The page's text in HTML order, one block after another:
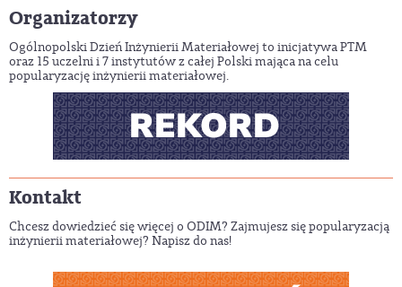
Organizatorzy
Ogólnopolski Dzień Inżynierii Materiałowej to inicjatywa PTM
oraz 15 uczelni i 7 instytutów z całej Polski mająca na celu
popularyzację inżynierii materiałowej.
Kontakt
Chcesz dowiedzieć się więcej o ODIM? Zajmujesz się popularyzacją
inżynierii materiałowej? Napisz do nas!